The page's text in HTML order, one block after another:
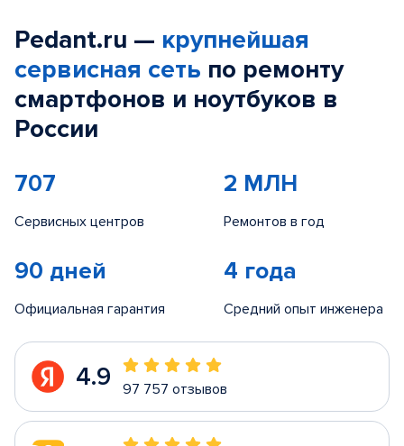
Pedant.ru — крупнейшая
сервисная сеть по ремонту
смартфонов и ноутбуков в
России
707
Сервисных центров
2 МЛН
Ремонтов в год
90 дней
Официальная гарантия
4 года
Средний опыт инженера
4.9 97 757 отзывов